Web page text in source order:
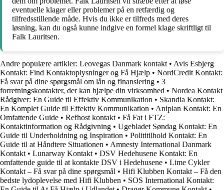
eventuelle klager eller problemer på en retfærdig og
tilfredsstillende måde. Hvis du ikke er tilfreds med deres
løsning, kan du også kunne indgive en formel klage skriftligt til
Falk Lauritsen.
Andre populære artikler: Leovegas Danmark kontakt • Avis Esbjerg
Kontakt: Find Kontaktoplysninger og Få Hjælp • NordCredit Kontakt:
Få svar på dine spørgsmål om lån og finansiering • 3
forretningskontakter, der kan hjælpe din virksomhed • Nordea Kontakt
Rådgiver: En Guide til Effektiv Kommunikation • Skandia Kontakt:
En Komplet Guide til Effektiv Kommunikation • Aniplan Kontakt: En
Omfattende Guide • Refhost kontakt • Få Fat i FTZ:
Kontaktinformation og Rådgivning • Ugebladet Søndag Kontakt: En
Guide til Underholdning og Inspiration • Polititilhold Kontakt: En
Guide til at Håndtere Situationen • Amnesty International Danmark
Kontakt • Lunarway Kontakt • DSV Hedehusene Kontakt: En
omfattende guide til at kontakte DSV i Hedehusene • Lime Cykler
Kontakt – Få svar på dine spørgsmål • Hifi Klubben Kontakt – Få den
bedste lydoplevelse med Hifi Klubben • SOS International Kontakt: